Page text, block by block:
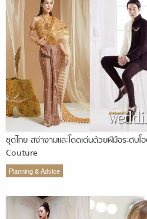
ชุดไทย สง่างามและโดดเด่นด้วยฝีมือระดับ
Couture
Planning & Advice